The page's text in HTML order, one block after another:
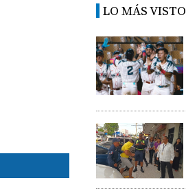
LO MÁS VISTO